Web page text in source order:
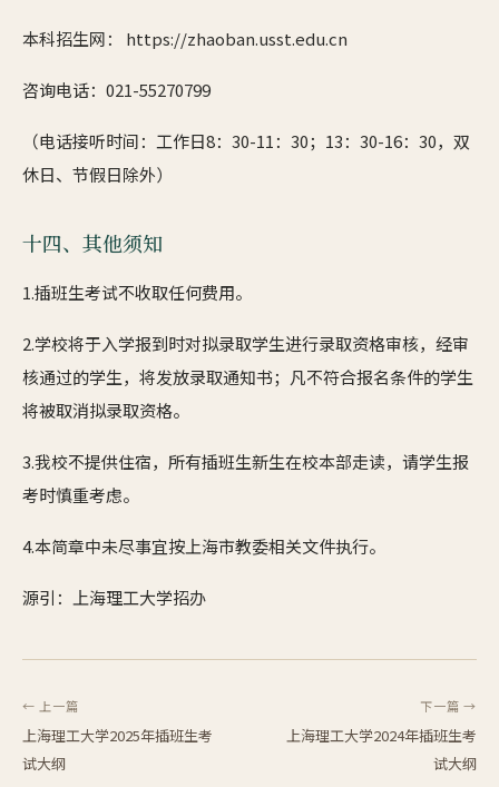
本科招生网： https://zhaoban.usst.edu.cn
咨询电话：021-55270799
（电话接听时间：工作日8：30-11：30；13：30-16：30，双
休日、节假日除外）
十四、其他须知
1.插班生考试不收取任何费用。
2.学校将于入学报到时对拟录取学生进行录取资格审核，经审
核通过的学生，将发放录取通知书；凡不符合报名条件的学生
将被取消拟录取资格。
3.我校不提供住宿，所有插班生新生在校本部走读，请学生报
考时慎重考虑。
4.本简章中未尽事宜按上海市教委相关文件执行。
源引：上海理工大学招办
← 上一篇
上海理工大学2025年插班生考
试大纲
下一篇 →
上海理工大学2024年插班生考
试大纲